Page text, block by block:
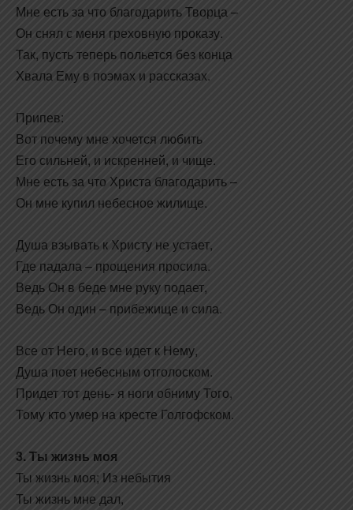
Мне есть за что благодарить Творца –
Он снял с меня греховную проказу.
Так, пусть теперь польется без конца
Хвала Ему в поэмах и рассказах.
Припев:
Вот почему мне хочется любить
Его сильней, и искренней, и чище.
Мне есть за что Христа благодарить –
Он мне купил небесное жилище.
Душа взывать к Христу не устает,
Где падала – прощения просила.
Ведь Он в беде мне руку подает,
Ведь Он один – прибежище и сила.
Все от Него, и все идет к Нему,
Душа поет небесным отголоском.
Придет тот день- я ноги обниму Того,
Тому кто умер на кресте Голгофском.
3. Ты жизнь моя
Ты жизнь моя; Из небытия
Ты жизнь мне дал,